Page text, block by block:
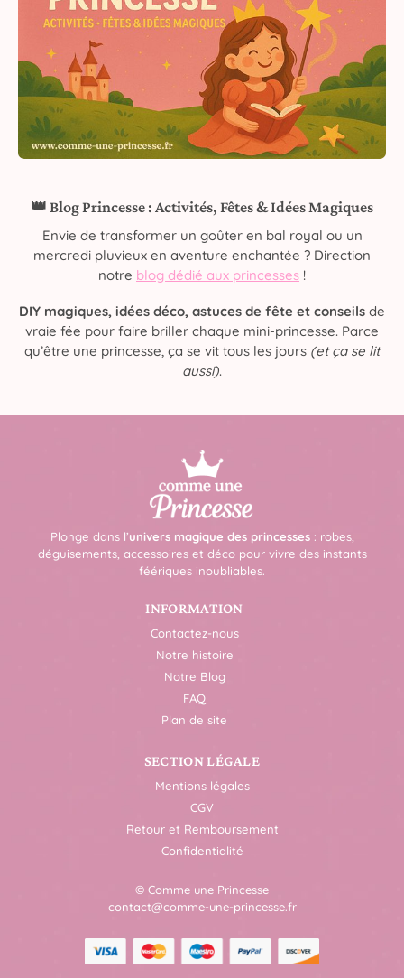
👑 Blog Princesse : Activités, Fêtes & Idées Magiques
Envie de transformer un goûter en bal royal ou un
mercredi pluvieux en aventure enchantée ? Direction
notre blog dédié aux princesses !
DIY magiques, idées déco, astuces de fête et conseils de
vraie fée pour faire briller chaque mini-princesse. Parce
qu’être une princesse, ça se vit tous les jours (et ça se lit
aussi).
Plonge dans l’univers magique des princesses: robes,
déguisements, accessoires et déco pour vivre des instants
féériques inoubliables.
INFORMATION
Contactez-nous
Notre histoire
Notre Blog
FAQ
Plan de site
SECTION LÉGALE
Mentions légales
CGV
Retour et Remboursement
Confidentialité
© Comme une Princesse
contact@comme-une-princesse.fr